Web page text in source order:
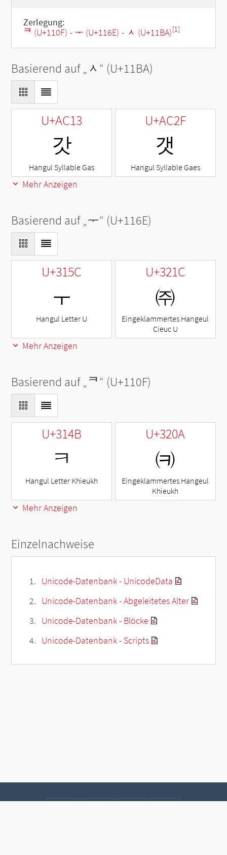
Zerlegung:
ᄏ (U+110F) - ᅮ (U+116E) - ᆺ (U+11BA)[1]
Basierend auf „ᆺ“ (U+11BA)
U+AC13
갓
Hangul Syllable Gas
U+AC2F
갯
Hangul Syllable Gaes
Mehr Anzeigen
Basierend auf „ᅮ“ (U+116E)
U+315C
ㅜ
Hangul Letter U
U+321C
㈜
Eingeklammertes Hangeul
Cieuc U
Mehr Anzeigen
Basierend auf „ᄏ“ (U+110F)
U+314B
ㅋ
Hangul Letter Khieukh
U+320A
㈊
Eingeklammertes Hangeul
Khieukh
Mehr Anzeigen
Einzelnachweise
Unicode-Datenbank - UnicodeData
Unicode-Datenbank - Abgeleitetes Alter
Unicode-Datenbank - Blöcke
Unicode-Datenbank - Scripts